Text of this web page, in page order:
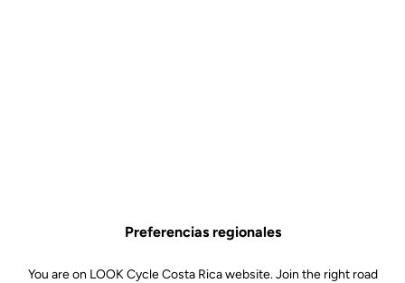
Preferencias regionales
You are on LOOK Cycle Costa Rica website. Join the right road